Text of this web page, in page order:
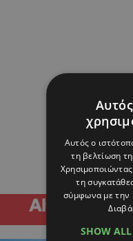
Αυτός ο
τη βελτίωση
τη
σύμφωνα με την
SHOW ALL